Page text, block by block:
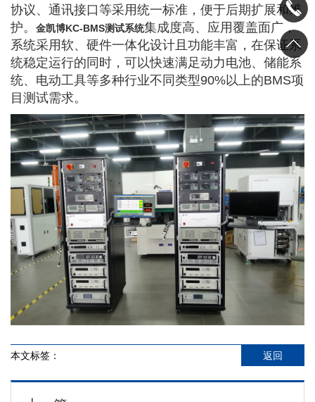
协议、通讯接口等采用统一标准，便于后期扩展和维
护。
金凯博KC-BMS测试系统集成度高、应用覆盖面广，
系统采用软、硬件一体化设计且功能丰富，在保证系
统稳定运行的同时，可以快速满足动力电池、储能系
统、电动工具等多种行业不同类型90%以上的BMS项
目测试需求。
本文标签： 返回